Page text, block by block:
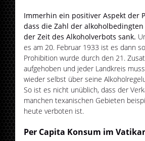
Immerhin ein positiver Aspekt der
dass die Zahl der
der Zeit des Alkoholverbots sank.
es am 20. Februar 1933 ist es dann
Prohibition wurde durch den 21.
aufgehoben und jeder Landkreis
wieder selbst über seine
So ist es nicht unüblich, dass der
manchen texanischen Gebieten
heute verboten ist.
Per Capita Konsum im